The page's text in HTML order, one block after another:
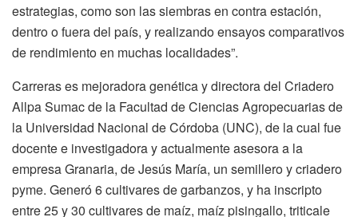
estrategias, como son las siembras en contra estación,
dentro o fuera del país, y realizando ensayos comparativos
de rendimiento en muchas localidades”.
Carreras es mejoradora genética y directora del Criadero
Allpa Sumac de la Facultad de Ciencias Agropecuarias de
la Universidad Nacional de Córdoba (UNC), de la cual fue
docente e investigadora y actualmente asesora a la
empresa Granaria, de Jesús María, un semillero y criadero
pyme. Generó 6 cultivares de garbanzos, y ha inscripto
entre 25 y 30 cultivares de maíz, maíz pisingallo, triticale